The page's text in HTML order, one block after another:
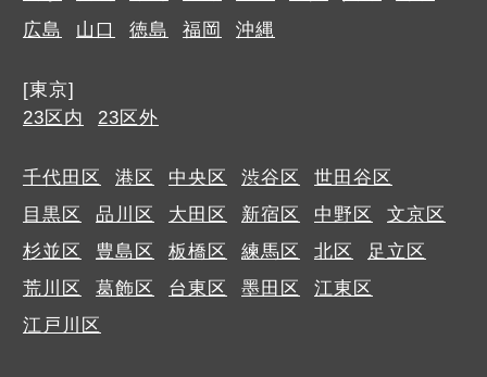
広島
山口 徳島 福岡 沖縄
[東京]
23区内
23区外
千代田区 港区 中央区 渋谷区
世田谷区
目黒区
品川区 大田区 新宿区 中野区
文京区
杉並区
豊島区 板橋区 練馬区 北区
足立区
荒川区
葛飾区 台東区 墨田区
江東区
江戸川区